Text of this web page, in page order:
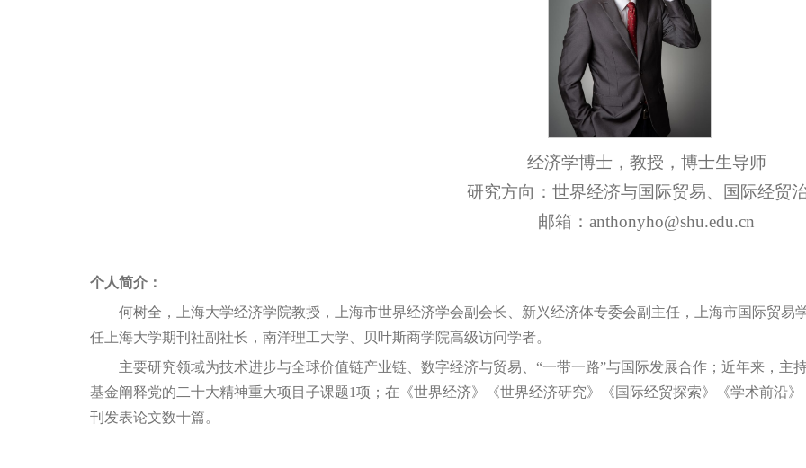
经济学博士，教授，博士生导师
研究方向：世界经济与国际贸易、国际经贸
邮箱：anthonyho@shu.edu.cn
个人简介：
何树全，上海大学经济学院教授，上海市世界经济学会副会长、新兴经济体专委会副主任，上海市国际贸
任上海大学期刊社副社长，南洋理工大学、贝叶斯商学院高级访问学者。
主要研究领域为技术进步与全球价值链产业链、数字经济与贸易、“一带一路”与国际发展合作；近年来，
基金阐释党的二十大精神重大项目子课题1项；在《世界经济》《世界经济研究》《国际经贸探索》《学术前沿
刊发表论文数十篇。